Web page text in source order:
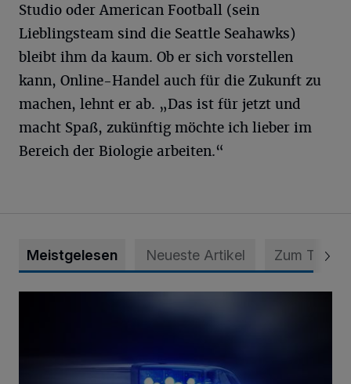
Studio oder American Football (sein
Lieblingsteam sind die Seattle Seahawks)
bleibt ihm da kaum. Ob er sich vorstellen
kann, Online-Handel auch für die Zukunft zu
machen, lehnt er ab. „Das ist für jetzt und
macht Spaß, zukünftig möchte ich lieber im
Bereich der Biologie arbeiten.“
Meistgelesen Neueste Artikel Zum Thema